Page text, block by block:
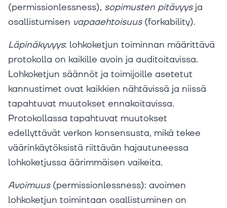
(permissionlessness), sopimusten pitävyysja
osallistumisen vapaaehtoisuus(forkability).
Läpinäkyvyys: lohkoketjun toiminnan määrittävä
protokolla on kaikille avoin ja auditoitavissa.
Lohkoketjun säännöt ja toimijoille asetetut
kannustimet ovat kaikkien nähtävissä ja niissä
tapahtuvat muutokset ennakoitavissa.
Protokollassa tapahtuvat muutokset
edellyttävät verkon konsensusta, mikä tekee
väärinkäytöksistä riittävän hajautuneessa
lohkoketjussa äärimmäisen vaikeita.
Avoimuus(permissionlessness): avoimen
lohkoketjun toimintaan osallistuminen on